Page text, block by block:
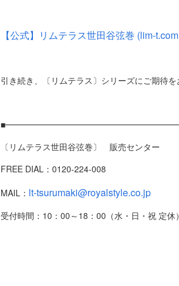
【公式】リムテラス世田谷弦巻 (lim-
引き続き、〔リムテラス〕シリーズにご期待
〔リムテラス世田谷弦巻〕 販売センター
FREE DIAL：0120-224-008
MAIL： lt-tsurumaki@royalstyle.co.jp
受付時間：10：00～18：00（水・日・祝 定休